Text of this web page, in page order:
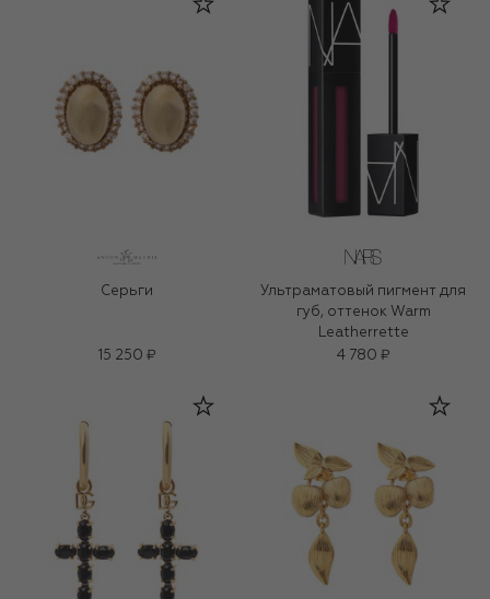
Серьги
15 250 ₽
Ультраматовый пигмент для
губ, оттенок Warm
Leatherrette
4 780 ₽